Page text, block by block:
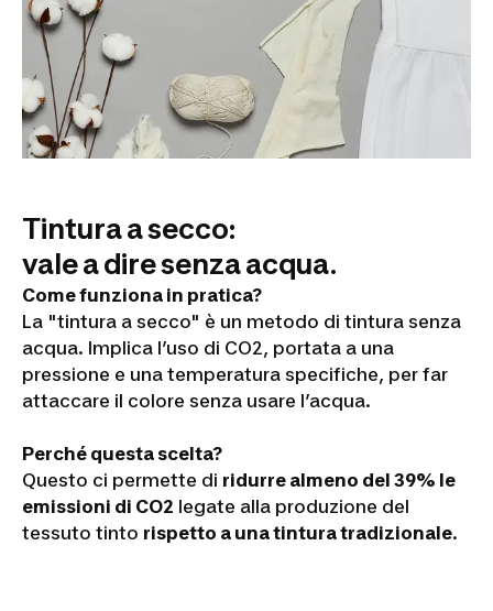
Tintura a secco:
vale a dire senza acqua.
Come funziona in pratica?
La "tintura a secco" è un metodo di tintura senza
acqua. Implica l’uso di CO2, portata a una
pressione e una temperatura specifiche, per far
attaccare il colore senza usare l’acqua.
Perché questa scelta?
Questo ci permette di ridurre almeno del 39% le
emissioni di CO2 legate alla produzione del
tessuto tinto rispetto a una tintura tradizionale.